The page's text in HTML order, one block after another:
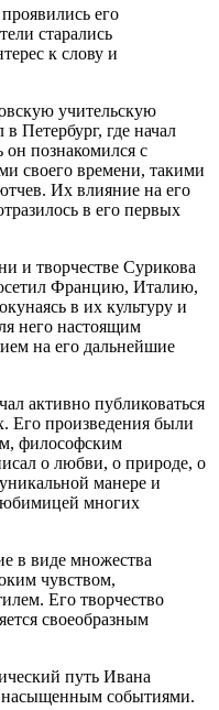
его
старались
к слову и
учительскую
Петербург, где начал
он познакомился с
своего времени, такими
Их влияние на его
в его первых
и творчестве Сурикова
Францию, Италию,
в их культуру и
него настоящим
на его дальнейшие
активно публиковаться
Его произведения были
философским
о любви, о природе, о
манере и
многих
в виде множества
чувством,
Его творчество
своеобразным
путь Ивана
насыщенным событиями.